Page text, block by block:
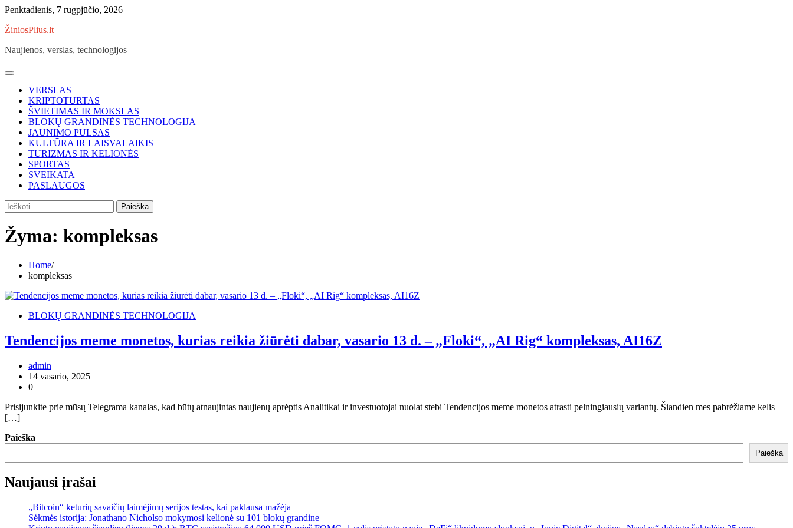
Skip
content
Penktadienis, 7 rugpjūčio, 2026
ŽiniosPlius.lt
Naujienos, verslas, technologijos
VERSLAS
KRIPTOTURTAS
ŠVIETIMAS IR MOKSLAS
BLOKŲ GRANDINĖS TECHNOLOGIJA
JAUNIMO PULSAS
KULTŪRA IR LAISVALAIKIS
TURIZMAS IR KELIONĖS
SPORTAS
SVEIKATA
PASLAUGOS
Ieškoti:
Žyma: kompleksas
Home
kompleksas
BLOKŲ GRANDINĖS TECHNOLOGIJA
Tendencijos meme monetos, kurias reikia žiūrėti dabar, vasario 13 d. – „Floki“, „AI Rig“ kompleksas, AI16Z
admin
14 vasario, 2025
0
Prisijunkite prie mūsų Telegrama kanalas, kad būtų atnaujintas naujienų aprėptis Analitikai ir investuotojai nuolat stebi Tendencijos meme monetos atrasti pelningiausių variantų. Šiandien mes pabrėžiame kelis
[…]
Paieška
Paieška
Naujausi įrašai
„Bitcoin“ keturių savaičių laimėjimų serijos testas, kai paklausa mažėja
Sėkmės istorija: Jonathano Nicholso mokymosi kelionė su 101 blokų grandine